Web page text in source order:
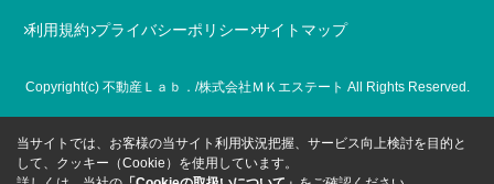
利用規約 プライバシーポリシー サイトマップ
Copyright(c) 不動産Ｌａｂ．/株式会社ＭＫエステート All Rights Reserved.
当サイトでは、お客様の当サイト利用状況把握、サービス向上検討を目的と
して、クッキー（Cookie）を使用しています。